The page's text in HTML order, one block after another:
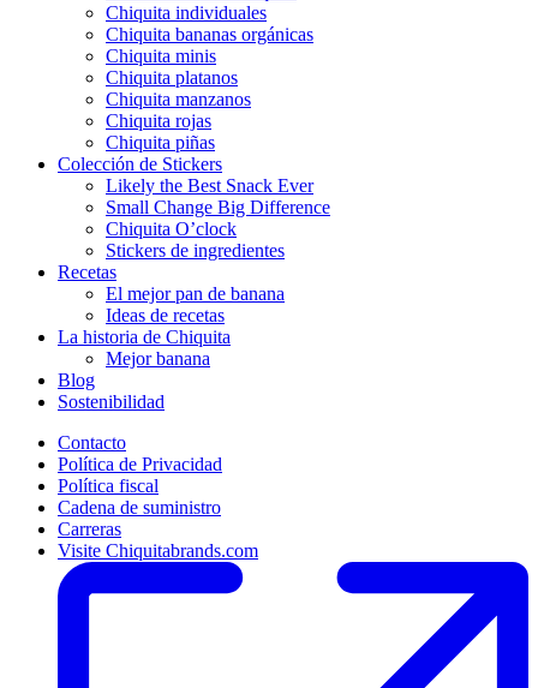
Chiquita individuales
Chiquita bananas orgánicas
Chiquita minis
Chiquita platanos
Chiquita manzanos
Chiquita rojas
Chiquita piñas
Colección de Stickers
Likely the Best Snack Ever
Small Change Big Difference
Chiquita O’clock
Stickers de ingredientes
Recetas
El mejor pan de banana
Ideas de recetas
La historia de Chiquita
Mejor banana
Blog
Sostenibilidad
Contacto
Política de Privacidad
Política fiscal
Cadena de suministro
Carreras
Visite Chiquitabrands.com